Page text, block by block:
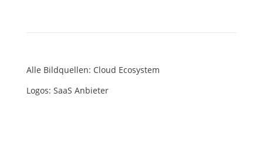
Alle Bildquellen: Cloud Ecosystem
Logos: SaaS Anbieter